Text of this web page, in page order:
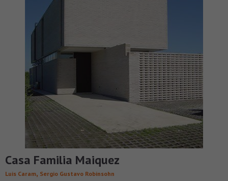
Casa Familia Maiquez
Luis Caram, Sergio Gustavo Robinsohn